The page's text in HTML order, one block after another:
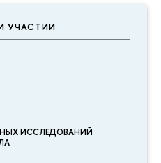
УЧАСТИИ
ИССЛЕДОВАНИЙ